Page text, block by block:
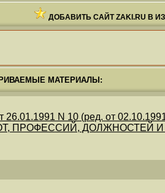
ДОБАВИТЬ САЙТ ZAKI.RU В
МАТЕРИАЛЫ:
N 10 (ред. от
ПРОФЕССИЙ, ДОЛЖНОСТЕЙ И